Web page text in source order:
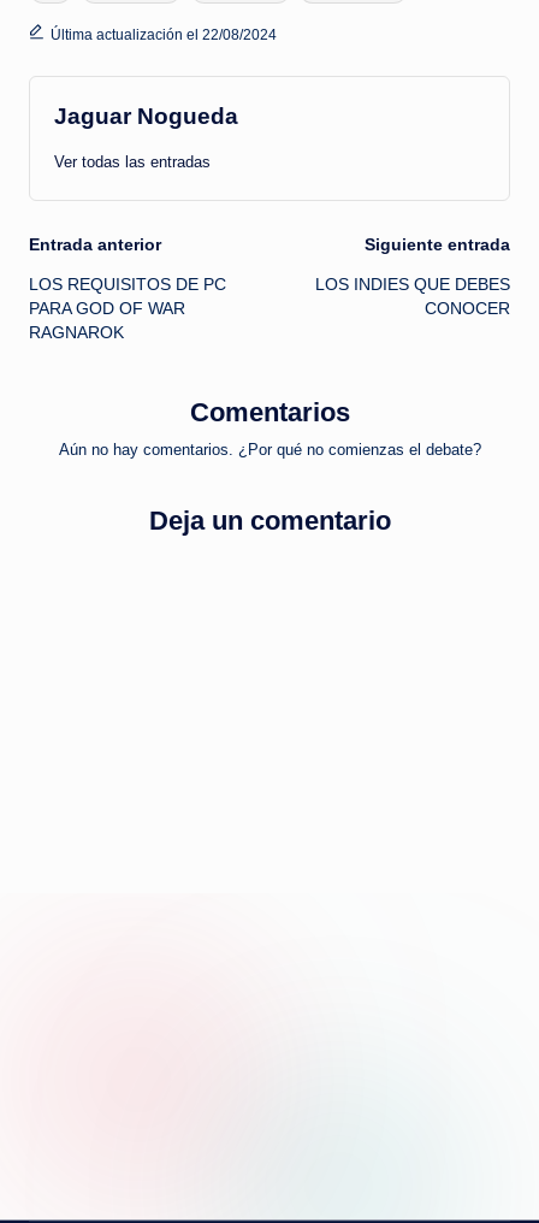
Última actualización el 22/08/2024
Jaguar Nogueda
Ver todas las entradas
Navegación
de
entradas
Entrada anterior
LOS REQUISITOS DE PC
PARA GOD OF WAR
RAGNAROK
Siguiente entrada
LOS INDIES QUE DEBES
CONOCER
Comentarios
Aún no hay comentarios. ¿Por qué no comienzas el debate?
Deja un comentario